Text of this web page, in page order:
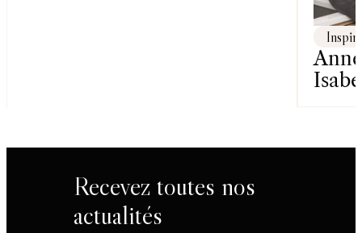
Recevez toutes nos
actualités